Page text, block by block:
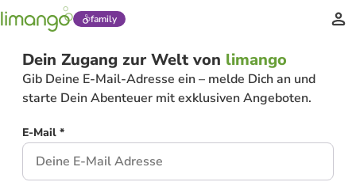
family
Dein Zugang zur Welt von limango
Gib Deine E-Mail-Adresse ein – melde Dich an und
starte Dein Abenteuer mit exklusiven Angeboten.
E-Mail *